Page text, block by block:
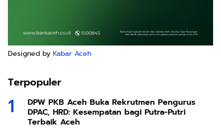
Designed by Kabar Aceh
Terpopuler
DPW PKB Aceh Buka Rekrutmen Pengurus
DPAC, HRD: Kesempatan bagi Putra-Putri
Terbaik Aceh